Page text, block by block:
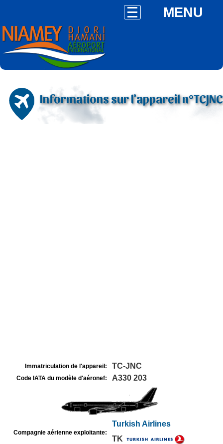
MENU
Informations sur l'appareil n°TCJNC
Immatriculation de l'appareil: TC-JNC
Code IATA du modèle d'aéronef: A330 203
Compagnie aérienne exploitante:
Turkish Airlines
TK